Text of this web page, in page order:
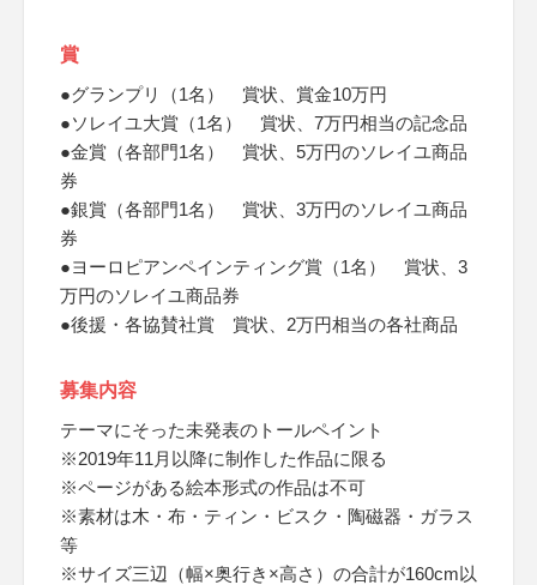
賞
●グランプリ（1名） 賞状、賞金10万円
●ソレイユ大賞（1名） 賞状、7万円相当の記念品
●金賞（各部門1名） 賞状、5万円のソレイユ商品
券
●銀賞（各部門1名） 賞状、3万円のソレイユ商品
券
●ヨーロピアンペインティング賞（1名） 賞状、3
万円のソレイユ商品券
●後援・各協賛社賞 賞状、2万円相当の各社商品
募集内容
テーマにそった未発表のトールペイント
※2019年11月以降に制作した作品に限る
※ページがある絵本形式の作品は不可
※素材は木・布・ティン・ビスク・陶磁器・ガラス
等
※サイズ三辺（幅×奥行き×高さ）の合計が160cm以